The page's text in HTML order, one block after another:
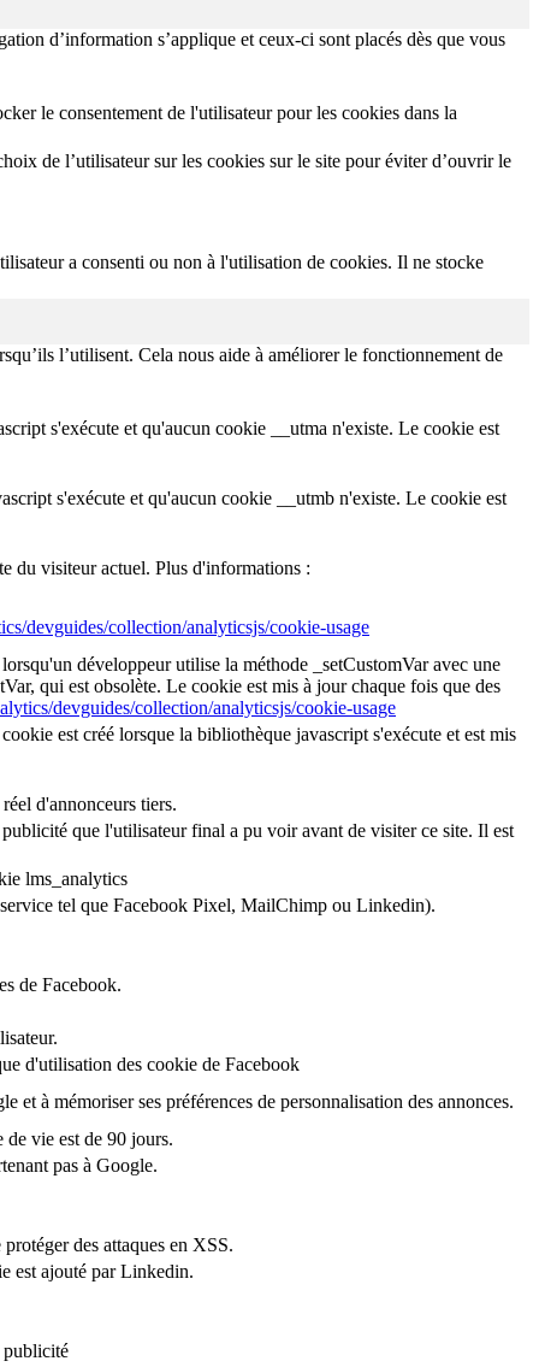
d’information s’applique et ceux-ci sont placés dès que vous
le consentement de l'utilisateur pour les cookies dans la
de l’utilisateur sur les cookies sur le site pour éviter d’ouvrir le
a consenti ou non à l'utilisation de cookies. Il ne stocke
l’utilisent. Cela nous aide à améliorer le fonctionnement de
s'exécute et qu'aucun cookie __utma n'existe. Le cookie est
s'exécute et qu'aucun cookie __utmb n'existe. Le cookie est
du visiteur actuel. Plus d'informations :
devguides/collection/analyticsjs/cookie-usage
développeur utilise la méthode _setCustomVar avec une
qui est obsolète. Le cookie est mis à jour chaque fois que des
devguides/collection/analyticsjs/cookie-usage
est créé lorsque la bibliothèque javascript s'exécute et est mis
d'annonceurs tiers.
que l'utilisateur final a pu voir avant de visiter ce site. Il est
lms_analytics
tel que Facebook Pixel, MailChimp ou Linkedin).
de Facebook.
d'utilisation des cookie de Facebook
et à mémoriser ses préférences de personnalisation des annonces.
vie est de 90 jours.
pas à Google.
des attaques en XSS.
est ajouté par Linkedin.
publicité